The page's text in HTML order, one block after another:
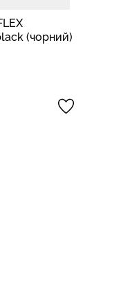
(чорний)